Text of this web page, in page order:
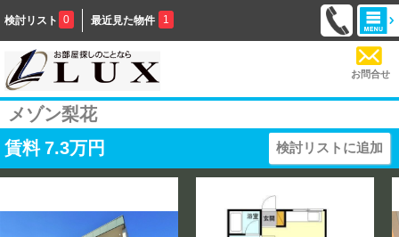
検討リスト 0 最近見た物件 1
お問合せ
メゾン梨花
賃料 7.3万円 検討リストに追加